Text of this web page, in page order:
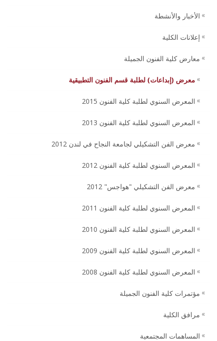
الأخبار والأنشطة
إعلانات الكلية
معارض كلية الفنون الجميلة
معرض (إبداعات) لطلبة قسم الفنون التطبيقية
المعرض السنوي لطلبة كلية الفنون 2015
المعرض السنوي لطلبة كلية الفنون 2013
معرض الفن التشكيلي لجامعة النجاح في لندن 2012
المعرض السنوي لطلبة كلية الفنون 2012
معرض الفن التشكيلي "هواجس" 2012
المعرض السنوي لطلبة كلية الفنون 2011
المعرض السنوي لطلبة كلية الفنون 2010
المعرض السنوي لطلبة كلية الفنون 2009
المعرض السنوي لطلبة كلية الفنون 2008
مؤتمرات كلية الفنون الجميلة
مرافق الكلية
المساهمات المجتمعية